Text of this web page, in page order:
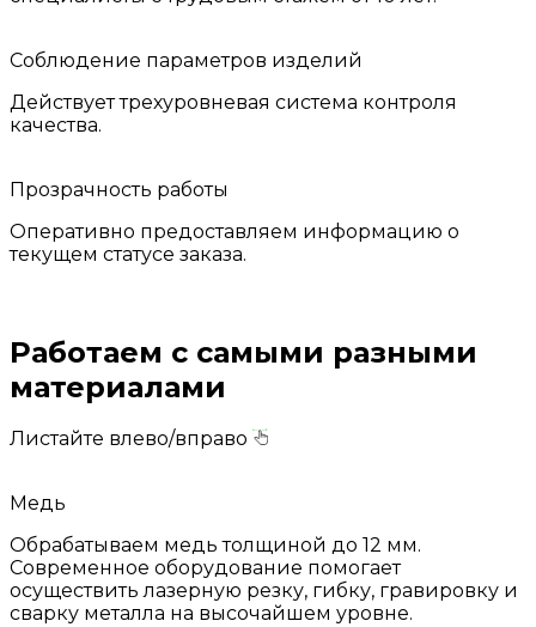
Соблюдение параметров изделий
Действует трехуровневая система контроля
качества.
Прозрачность работы
Оперативно предоставляем информацию о
текущем статусе заказа.
Работаем с самыми разными
материалами
Листайте влево/вправо
Медь
Обрабатываем медь толщиной до 12 мм.
Современное оборудование помогает
осуществить лазерную резку, гибку, гравировку и
сварку металла на высочайшем уровне.